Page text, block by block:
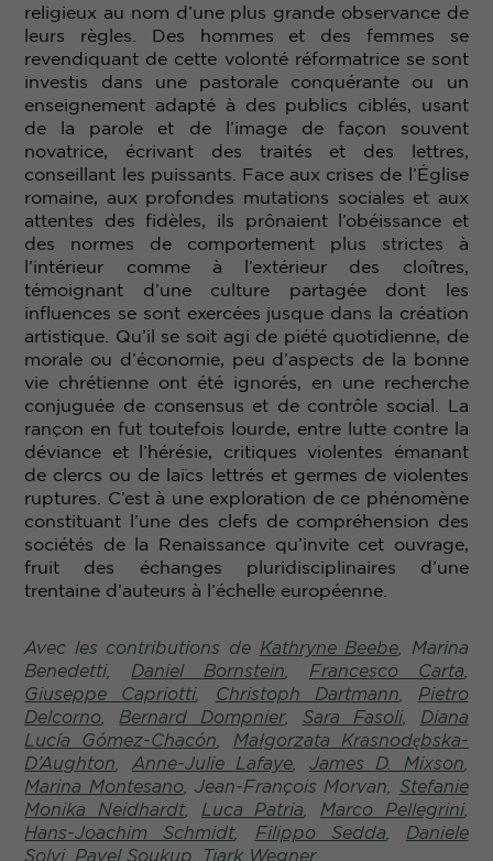
religieux au nom d’une plus grande observance de
leurs règles. Des hommes et des femmes se
revendiquant de cette volonté réformatrice se sont
investis dans une pastorale conquérante ou un
enseignement adapté à des publics ciblés, usant
de la parole et de l’image de façon souvent
novatrice, écrivant des traités et des lettres,
conseillant les puissants. Face aux crises de l’Église
romaine, aux profondes mutations sociales et aux
attentes des fidèles, ils prônaient l’obéissance et
des normes de comportement plus strictes à
l’intérieur comme à l’extérieur des cloîtres,
témoignant d’une culture partagée dont les
influences se sont exercées jusque dans la création
artistique. Qu’il se soit agi de piété quotidienne, de
morale ou d’économie, peu d’aspects de la bonne
vie chrétienne ont été ignorés, en une recherche
conjuguée de consensus et de contrôle social. La
rançon en fut toutefois lourde, entre lutte contre la
déviance et l’hérésie, critiques violentes émanant
de clercs ou de laïcs lettrés et germes de violentes
ruptures. C’est à une exploration de ce phénomène
constituant l’une des clefs de compréhension des
sociétés de la Renaissance qu’invite cet ouvrage,
fruit des échanges pluridisciplinaires d’une
trentaine d’auteurs à l’échelle européenne.
Avec les contributions de Kathryne Beebe , Marina
Benedetti, Daniel Bornstein Francesco Carta
Giuseppe Capriotti, Christoph Dartmann
Pietro
Delcorno
Bernard Dompnier, Sara Fasoli, Diana
Lucía Gómez-Chacón
Małgorzata Krasnodębska-
D’Aughton
Anne-Julie Lafaye James D. Mixson
Marina Montesano, Jean-François Morvan, Stefanie
Monika Neidhardt, Luca Patria Marco Pellegrini,
Hans-Joachim Schmidt, Filippo Sedda
Daniele
Solvi, Pavel Soukup Tjark Wegner.